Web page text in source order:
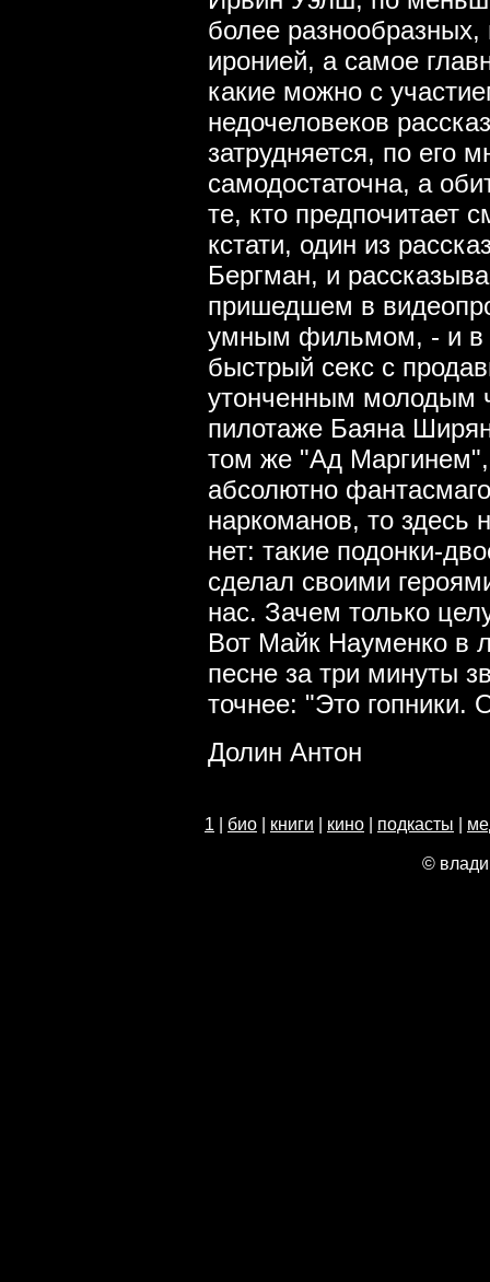
более
иронией, а самое
какие можно с
недочеловеков
затрудняется, по его
самодостаточна, а
те, кто предпочитает
кстати, один из
Бергман, и
пришедшем в
умным фильмом, - и в
быстрый секс с
утонченным молодым
пилотаже Баяна
том же "Ад Маргинем",
абсолютно
наркоманов, то здесь
нет: такие подонки-
сделал своими
нас. Зачем только
Вот Майк Науменко в
песне за три минуты
точнее: "Это
Долин Антон
1 био книги кино подкасты
©